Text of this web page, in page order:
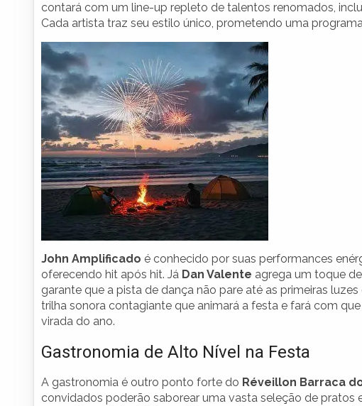
contará com um line-up repleto de talentos renomados,
Cada artista traz seu estilo único, prometendo uma
John Amplificado é conhecido por suas performances
oferecendo hit após hit. Já Dan Valente agrega um toque
garante que a pista de dança não pare até as primeiras
trilha sonora contagiante que animará a festa e fará com
virada do ano.
Gastronomia de Alto Nível na Festa
A gastronomia é outro ponto forte do Réveillon Barraca
convidados poderão saborear uma vasta seleção de pratos